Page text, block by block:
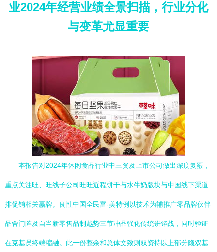
业2024年经营业绩全景扫描，行业分化
与变革尤显重要
本报告对2024年休闲食品行业中三资及上市公司做出深度复覈，
重点关注旺、旺线子公司旺旺近程饼干与水牛奶版块与中国线下渠道
排促销相关赢牌。良性中国全民富-美特例以技术为辅推广零品牌伙伴
品舍门阵及自当新零售品制越势三节冲品强化传统饼馅战，同时验证
在克基员终端缩融。此一份整余和总体文致则双资持以上部分隐双基